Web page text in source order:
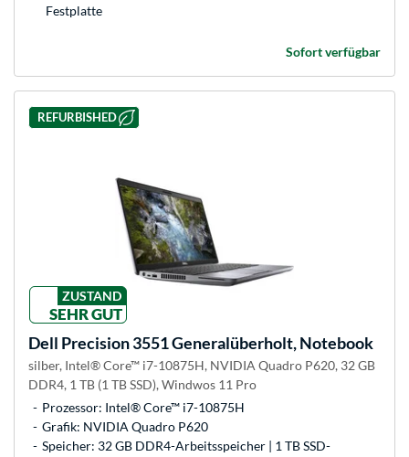
Festplatte
Sofort verfügbar
REFURBISHED
ZUSTAND
SEHR GUT
Dell Precision 3551 Generalüberholt, Notebook
silber, Intel® Core™ i7-10875H, NVIDIA Quadro P620, 32 GB
DDR4, 1 TB (1 TB SSD), Windwos 11 Pro
Prozessor: Intel® Core™ i7-10875H
Grafik: NVIDIA Quadro P620
Speicher: 32 GB DDR4-Arbeitsspeicher | 1 TB SSD-